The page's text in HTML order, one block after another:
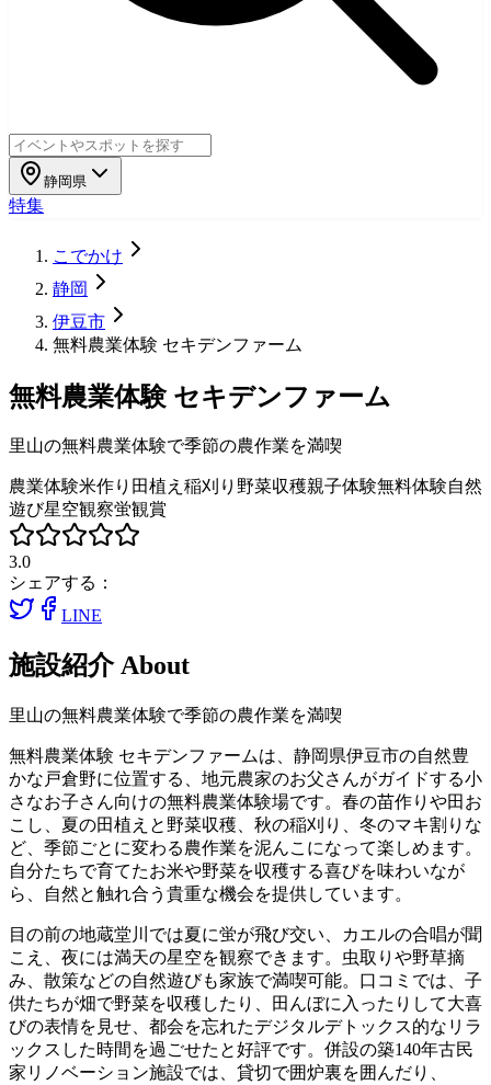
静岡県
特集
こでかけ
静岡
伊豆市
無料農業体験 セキデンファーム
無料農業体験 セキデンファーム
里山の無料農業体験で季節の農作業を満喫
農業体験米作り 田植え 稲刈り 野菜収穫親子体験無料体験自然
遊び星空観察蛍観賞
3.0
シェアする：
LINE
施設紹介 About
里山の無料農業体験で季節の農作業を満喫
無料農業体験 セキデンファームは、静岡県伊豆市の自然豊
かな戸倉野に位置する、地元農家のお父さんがガイドする小
さなお子さん向けの無料農業体験場です。春の苗作りや田お
こし、夏の田植えと野菜収穫、秋の稲刈り、冬のマキ割りな
ど、季節ごとに変わる農作業を泥んこになって楽しめます。
自分たちで育てたお米や野菜を収穫する喜びを味わいなが
ら、自然と触れ合う貴重な機会を提供しています。
目の前の地蔵堂川では夏に蛍が飛び交い、カエルの合唱が聞
こえ、夜には満天の星空を観察できます。虫取りや野草摘
み、散策などの自然遊びも家族で満喫可能。口コミでは、子
供たちが畑で野菜を収穫したり、田んぼに入ったりして大喜
びの表情を見せ、都会を忘れたデジタルデトックス的なリラ
ックスした時間を過ごせたと好評です。併設の築140年古民
家リノベーション施設では、貸切で囲炉裏を囲んだり、